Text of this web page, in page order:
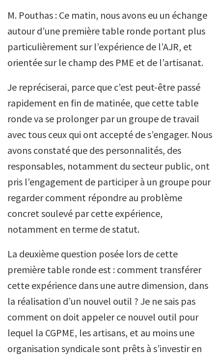
M. Pouthas : Ce matin, nous avons eu un échange
autour d’une première table ronde portant plus
particulièrement sur l’expérience de l’AJR, et
orientée sur le champ des PME et de l’artisanat.
Je repréciserai, parce que c’est peut-être passé
rapidement en fin de matinée, que cette table
ronde va se prolonger par un groupe de travail
avec tous ceux qui ont accepté de s’engager. Nous
avons constaté que des personnalités, des
responsables, notamment du secteur public, ont
pris l’engagement de participer à un groupe pour
regarder comment répondre au problème
concret soulevé par cette expérience,
notamment en terme de statut.
La deuxième question posée lors de cette
première table ronde est : comment transférer
cette expérience dans une autre dimension, dans
la réalisation d’un nouvel outil ? Je ne sais pas
comment on doit appeler ce nouvel outil pour
lequel la CGPME, les artisans, et au moins une
organisation syndicale sont prêts à s’investir en